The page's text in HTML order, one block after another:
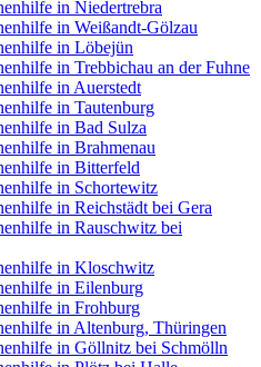
in Niedertrebra
in Weißandt-Gölzau
in Löbejün
in Trebbichau an der Fuhne
in Auerstedt
in Tautenburg
in Bad Sulza
in Brahmenau
in Bitterfeld
in Schortewitz
in Reichstädt bei Gera
in Rauschwitz bei
in Kloschwitz
in Eilenburg
in Frohburg
in Altenburg, Thüringen
in Göllnitz bei Schmölln